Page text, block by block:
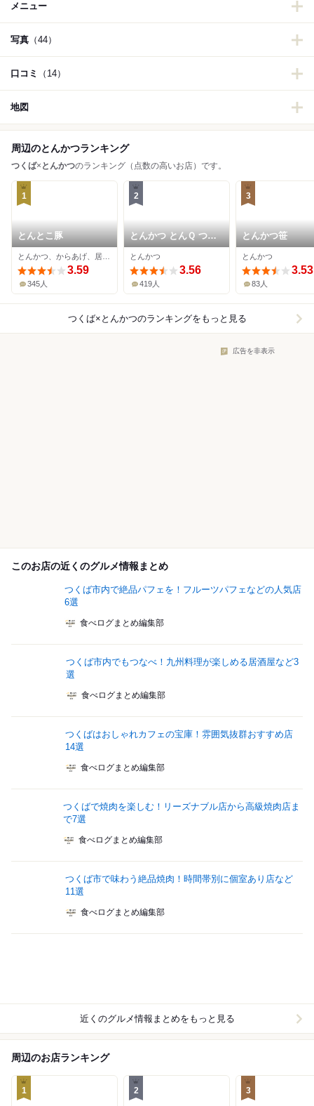
メニュー
写真 （44）
口コミ （14）
地図
周辺のとんかつランキング
つくば× とんかつのランキング（点数の高いお店）です。
1
とんとこ豚
3.59
345人
2
とんかつ とんＱ つく
ば本店
とんかつ
3.56
419人
3
とんかつ笹
とんかつ
3.53
83人
つくば×とんかつのランキングをもっと見る
広告を非表示
このお店の近くのグルメ情報まとめ
つくば市内で絶品パフェを！フルーツパフェなどの人気店
6選
食べログまとめ編集部
つくば市内でもつなべ！九州料理が楽しめる居酒屋など3
選
食べログまとめ編集部
つくばはおしゃれカフェの宝庫！雰囲気抜群おすすめ店
14選
食べログまとめ編集部
つくばで焼肉を楽しむ！リーズナブル店から高級焼肉店ま
で7選
食べログまとめ編集部
つくば市で味わう絶品焼肉！時間帯別に個室あり店など
11選
食べログまとめ編集部
近くのグルメ情報まとめをもっと見る
周辺のお店ランキング
1 2 3